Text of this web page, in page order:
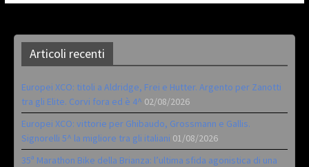
Articoli recenti
Europei XCO: titoli a Aldridge, Frei e Hutter. Argento per Zanotti
tra gli Elite. Corvi fora ed è 4^ 02/08/2026
Europei XCO: vittorie per Ghibaudo, Grossmann e Gallis.
Signorelli 5^ la migliore tra gli italiani 01/08/2026
35ª Marathon Bike della Brianza: l’ultima sfida agonistica di una